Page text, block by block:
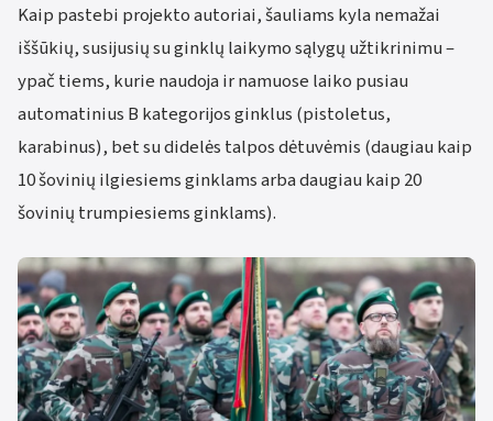
Kaip pastebi projekto autoriai, šauliams kyla nemažai
iššūkių, susijusių su ginklų laikymo sąlygų užtikrinimu –
ypač tiems, kurie naudoja ir namuose laiko pusiau
automatinius B kategorijos ginklus (pistoletus,
karabinus), bet su didelės talpos dėtuvėmis (daugiau kaip
10 šovinių ilgiesiems ginklams arba daugiau kaip 20
šovinių trumpiesiems ginklams).